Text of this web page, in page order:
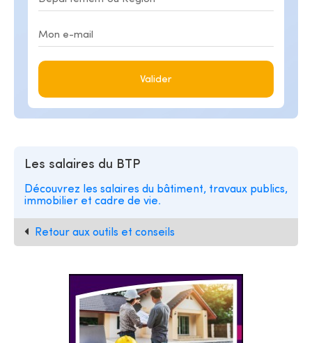
Valider
Les salaires du BTP
Découvrez les salaires du bâtiment, travaux publics,
immobilier et cadre de vie.
Retour aux outils et conseils